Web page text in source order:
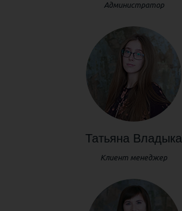
Администратор
Татьяна Владыка
Клиент менеджер